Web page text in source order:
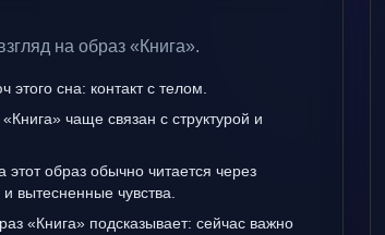
на образ «Книга».
этого сна: контакт с телом.
чаще связан с структурой и
образ обычно читается через
вытесненные чувства.
«Книга» подсказывает: сейчас важно